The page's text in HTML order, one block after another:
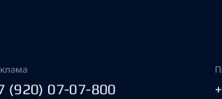
(920) 07-07-800